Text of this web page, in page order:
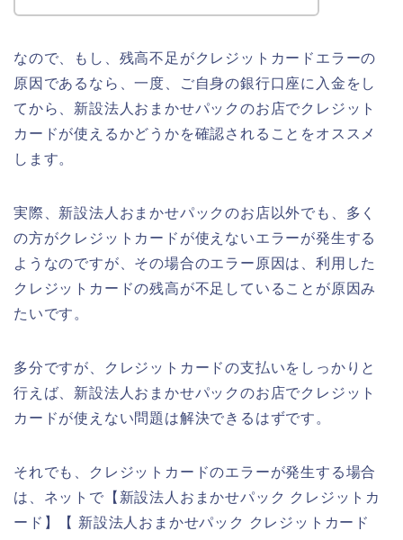
なので、もし、残高不足がクレジットカードエラーの
原因であるなら、一度、ご自身の銀行口座に入金をし
てから、新設法人おまかせパックのお店でクレジット
カードが使えるかどうかを確認されることをオススメ
します。
実際、新設法人おまかせパックのお店以外でも、多く
の方がクレジットカードが使えないエラーが発生する
ようなのですが、その場合のエラー原因は、利用した
クレジットカードの残高が不足していることが原因み
たいです。
多分ですが、クレジットカードの支払いをしっかりと
行えば、新設法人おまかせパックのお店でクレジット
カードが使えない問題は解決できるはずです。
それでも、クレジットカードのエラーが発生する場合
は、ネットで【新設法人おまかせパック クレジットカ
ード】【 新設法人おまかせパック クレジットカード